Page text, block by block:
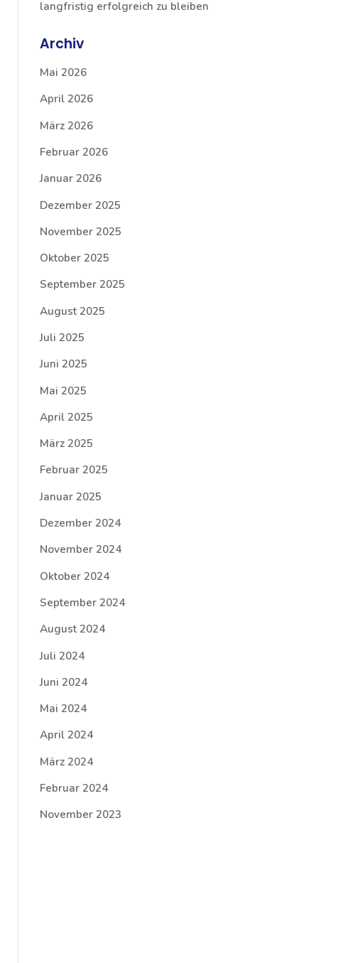
langfristig erfolgreich zu bleiben
Archiv
Mai 2026
April 2026
März 2026
Februar 2026
Januar 2026
Dezember 2025
November 2025
Oktober 2025
September 2025
August 2025
Juli 2025
Juni 2025
Mai 2025
April 2025
März 2025
Februar 2025
Januar 2025
Dezember 2024
November 2024
Oktober 2024
September 2024
August 2024
Juli 2024
Juni 2024
Mai 2024
April 2024
März 2024
Februar 2024
November 2023